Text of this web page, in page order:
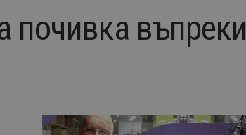
почивка въпреки